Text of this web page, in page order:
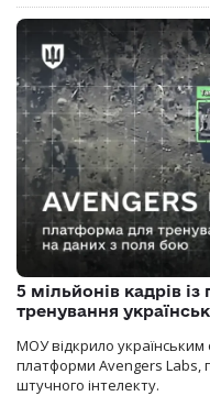
5 мільйонів кадрів
тренування
МОУ відкрило
платформи Avengers Labs,
штучного інтелекту.